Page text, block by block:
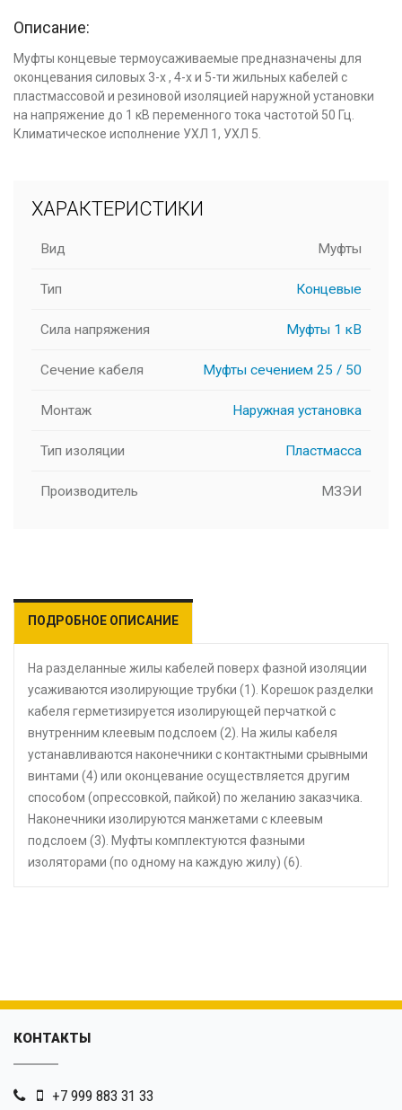
Описание:
Муфты концевые термоусаживаемые предназначены для
оконцевания силовых 3-х , 4-х и 5-ти жильных кабелей с
пластмассовой и резиновой изоляцией наружной установки
на напряжение до 1 кВ переменного тока частотой 50 Гц.
Климатическое исполнение УХЛ 1, УХЛ 5.
ХАРАКТЕРИСТИКИ
Вид Муфты
Тип Концевые
Сила напряжения Муфты 1 кВ
Сечение кабеля Муфты сечением 25 / 50
Монтаж Наружная установка
Тип изоляции Пластмасса
Производитель МЗЭИ
ПОДРОБНОЕ ОПИСАНИЕ
На разделанные жилы кабелей поверх фазной изоляции
усаживаются изолирующие трубки (1). Корешок разделки
кабеля герметизируется изолирующей перчаткой с
внутренним клеевым подслоем (2). На жилы кабеля
устанавливаются наконечники с контактными срывными
винтами (4) или оконцевание осуществляется другим
способом (опрессовкой, пайкой) по желанию заказчика.
Наконечники изолируются манжетами с клеевым
подслоем (3). Муфты комплектуются фазными
изоляторами (по одному на каждую жилу) (6).
КОНТАКТЫ
+7 999 883 31 33